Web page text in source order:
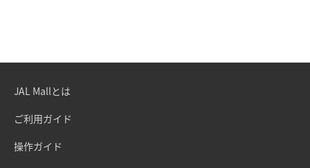
JAL Mallとは
ご利用ガイド
操作ガイド